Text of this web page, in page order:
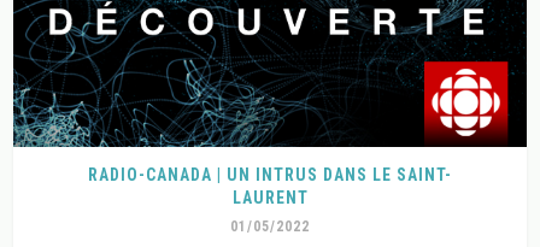
RADIO-CANADA | UN INTRUS DANS LE SAINT-
LAURENT
01/05/2022